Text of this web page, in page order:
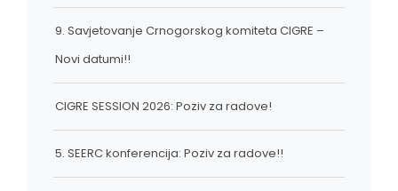
9. Savjetovanje Crnogorskog komiteta CIGRE –
Novi datumi!!
CIGRE SESSION 2026: Poziv za radove!
5. SEERC konferencija: Poziv za radove!!